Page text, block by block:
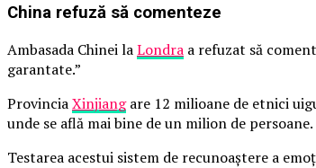
China refuză să comenteze
Ambasada Chinei laLondra a refuzat să
garantate.”
ProvinciaXinjiangare 12 milioane de etnici
unde se află mai bine de un milion de persoane.
Testarea acestui sistem de recunoaștere a